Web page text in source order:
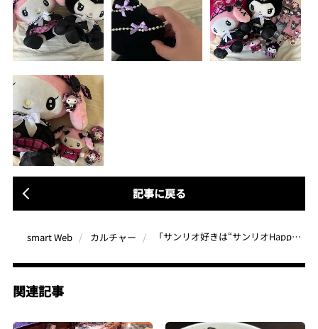
記事に戻る
smart Web カルチャー 「サンリオ好きは“サンリオHappyくじ”を必ず引くべし」ちょっぴりダークなハロウィンの世界観がかわいすぎる！気になる全ラインナップを最速レビュー
関連記事